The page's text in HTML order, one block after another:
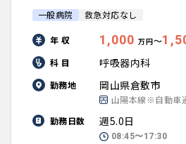
一般病院 救急対応なし
年 収 1,000 万円〜
科 目 呼吸器内科
勤務地 岡山県倉敷市
山陽本線※自動車
勤務日数
週5.0日
08:45〜17:30